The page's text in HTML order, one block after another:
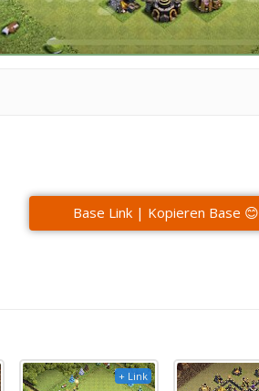
Base Link | Kopieren Base 😊
+ Link